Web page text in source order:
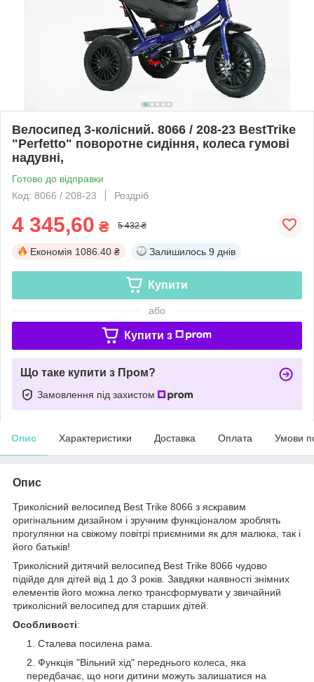
Велосипед 3-колісний. 8066 / 208-23 BestTrike
"Perfetto" поворотне сидіння, колеса гумові
надувні,
Готово до відправки
Код: 8066 / 208-23
Роздріб
4 345,60 ₴ 5 432 ₴
Економія 1086.40 ₴ Залишилось 9 днів
Купити
або
Купити з
Що таке купити з Пром?
Замовлення під захистом
Опис Характеристики Доставка Оплата Умови
Опис
Триколісний велосипед Best Trike 8066 з яскравим
оригінальним дизайном і зручним функціоналом зроблять
прогулянки на свіжому повітрі приємними як для малюка, так і
його батьків!
Триколісний дитячий велосипед Best Trike 8066 чудово
підійде для дітей від 1 до 3 років. Завдяки наявності знімних
елементів його можна легко трансформувати у звичайний
триколісний велосипед для старших дітей.
Особливості:
Сталева посилена рама.
Функція "Вільний хід" переднього колеса, яка
передбачає, що ноги дитини можуть залишатися на